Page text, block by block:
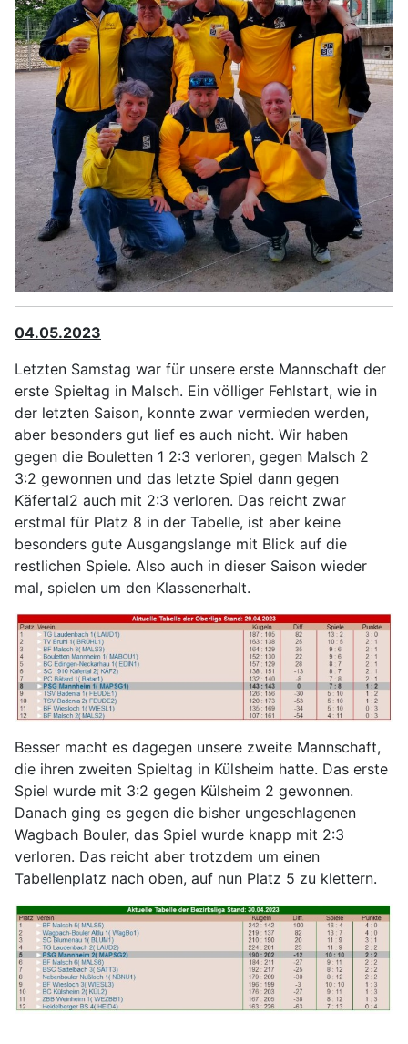
04.05.2023
Letzten Samstag war für unsere erste Mannschaft der
erste Spieltag in Malsch. Ein völliger Fehlstart, wie in
der letzten Saison, konnte zwar vermieden werden,
aber besonders gut lief es auch nicht. Wir haben
gegen die Bouletten 1 2:3 verloren, gegen Malsch 2
3:2 gewonnen und das letzte Spiel dann gegen
Käfertal2 auch mit 2:3 verloren. Das reicht zwar
erstmal für Platz 8 in der Tabelle, ist aber keine
besonders gute Ausgangslange mit Blick auf die
restlichen Spiele. Also auch in dieser Saison wieder
mal, spielen um den Klassenerhalt.
Besser macht es dagegen unsere zweite Mannschaft,
die ihren zweiten Spieltag in Külsheim hatte. Das erste
Spiel wurde mit 3:2 gegen Külsheim 2 gewonnen.
Danach ging es gegen die bisher ungeschlagenen
Wagbach Bouler, das Spiel wurde knapp mit 2:3
verloren. Das reicht aber trotzdem um einen
Tabellenplatz nach oben, auf nun Platz 5 zu klettern.